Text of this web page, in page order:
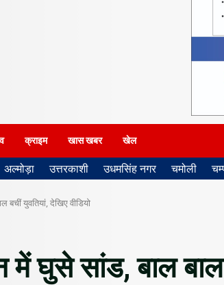
क्राइम खास खबर खेल
अल्मोड़ा उत्तरकाशी उधमसिंह नगर चमोली
युवतियां, देखिए वीडियो
घुसे सांड, बाल बाल